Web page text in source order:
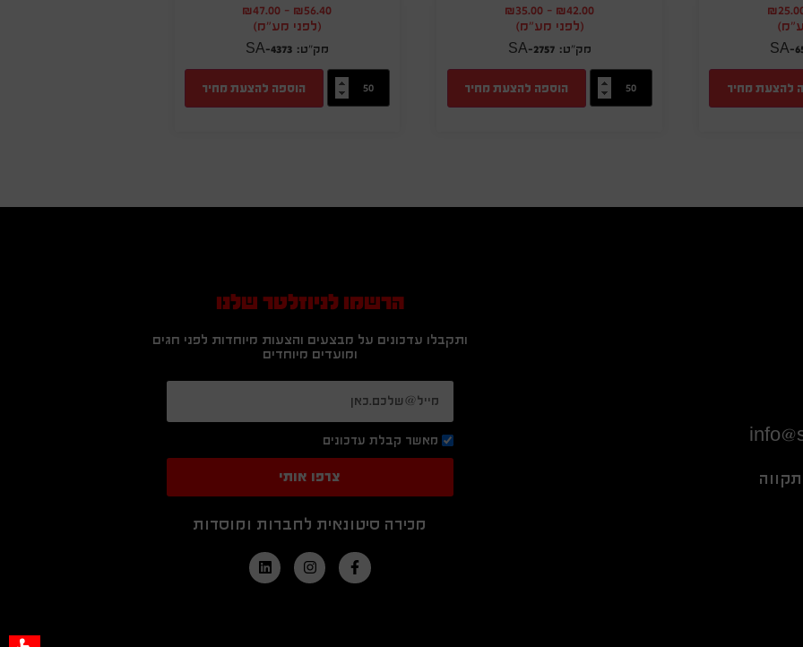
₪
SA-
להצעת מחיר
₪42.00
-
₪35.00
(לפני מע"מ)
SA-2757
הוספה להצעת מחיר
₪56.40
-
₪47.00
(לפני מע"מ)
SA-4373
הוספה להצעת מחיר
הרשמו לניוזלטר שלנו
ותקבלו עדכונים על מבצעים והצעות מיוחדות לפני חגים
ומועדים מיוחדים
מאשר קבלת עדכונים
צרפו אותי
מכירה סיטונאית לחברות ומוסדות